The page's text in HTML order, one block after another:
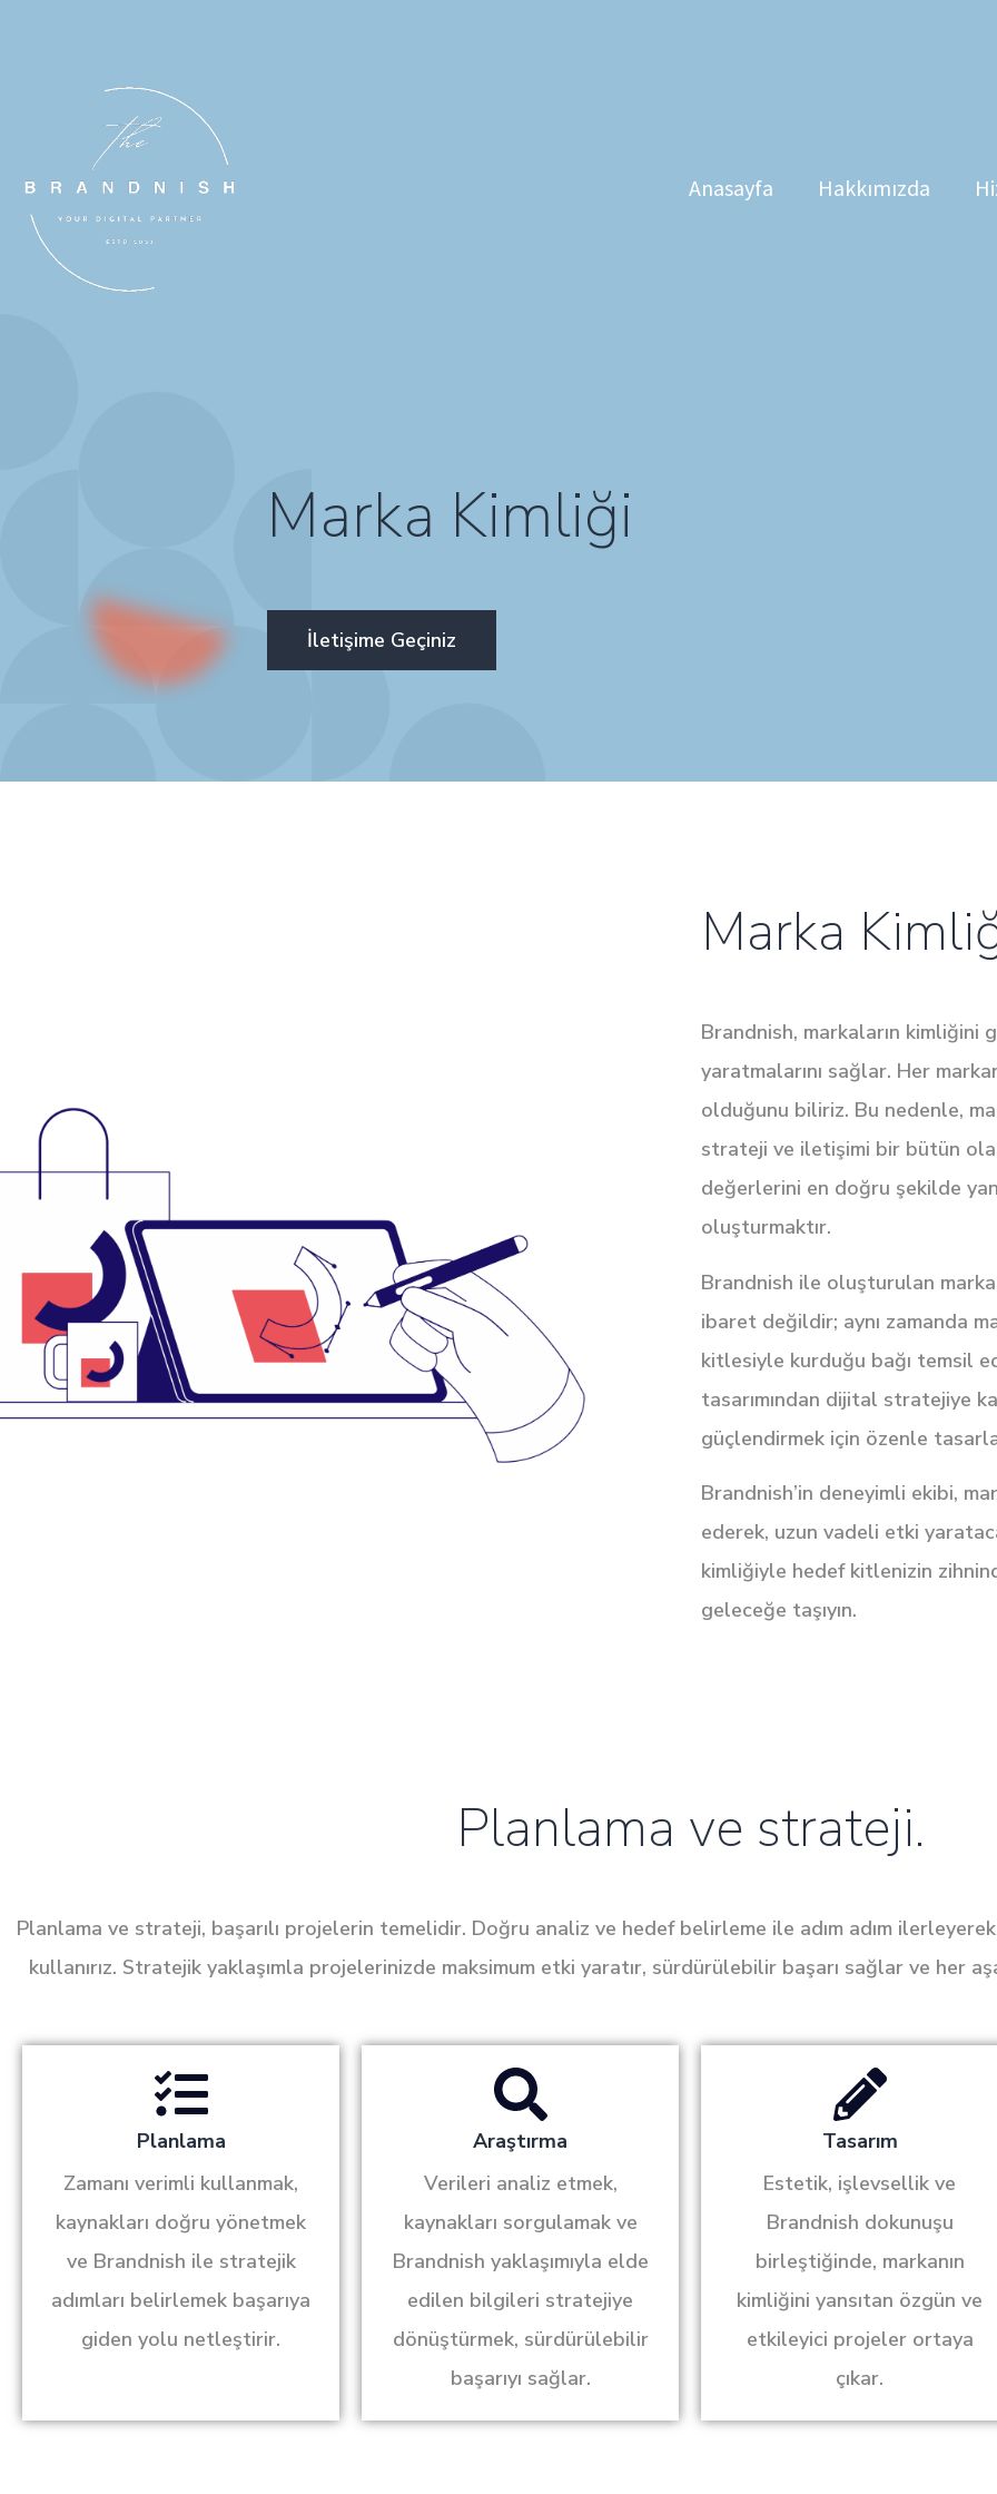
Anasayfa Hakkımızda
Marka Kimliği
İletişime Geçiniz
Marka
Brandnish, markaların
yaratmalarını sağlar. Her
olduğunu biliriz. Bu nedenle,
strateji ve iletişimi bir bütün
değerlerini en doğru şekilde
oluşturmaktır.
Brandnish ile oluşturulan
ibaret değildir; aynı zamanda
kitlesiyle kurduğu bağı temsil
tasarımından dijital stratejiye
güçlendirmek için özenle
Brandnish’in deneyimli ekibi,
ederek, uzun vadeli etki
kimliğiyle hedef kitlenizin
geleceğe taşıyın.
Planlama ve strateji.
Planlama ve strateji, başarılı projelerin temelidir. Doğru analiz ve hedef belirleme ile adım adım
kullanırız. Stratejik yaklaşımla projelerinizde maksimum etki yaratır, sürdürülebilir başarı sağlar ve her
Planlama
Zamanı verimli kullanmak,
kaynakları doğru yönetmek
ve Brandnish ile stratejik
adımları belirlemek başarıya
giden yolu netleştirir.
Araştırma
Verileri analiz etmek,
kaynakları sorgulamak ve
Brandnish yaklaşımıyla elde
edilen bilgileri stratejiye
dönüştürmek, sürdürülebilir
başarıyı sağlar.
Tasarım
Estetik, işlevsellik ve
Brandnish dokunuşu
birleştiğinde, markanın
kimliğini yansıtan özgün ve
etkileyici projeler ortaya
çıkar.